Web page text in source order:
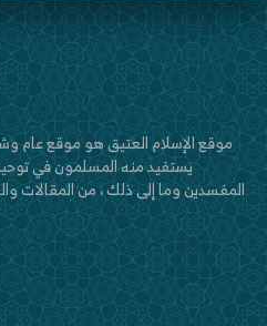
يستفيد منه المسلمون في
المفسدين وما إلى ذلك ، من المقالات